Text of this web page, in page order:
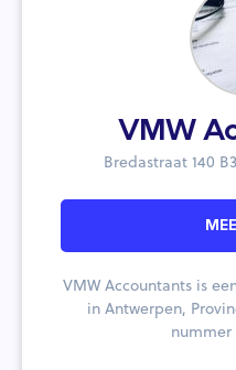
VMW
Bredastraat 140
VMW Accountants is
in Antwerpen,
nummer